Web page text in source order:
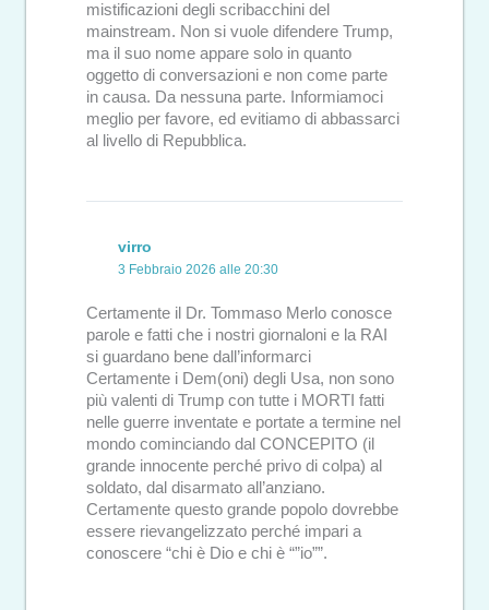
mistificazioni degli scribacchini del
mainstream. Non si vuole difendere Trump,
ma il suo nome appare solo in quanto
oggetto di conversazioni e non come parte
in causa. Da nessuna parte. Informiamoci
meglio per favore, ed evitiamo di abbassarci
al livello di Repubblica.
virro
3 Febbraio 2026 alle 20:30
Certamente il Dr. Tommaso Merlo conosce
parole e fatti che i nostri giornaloni e la RAI
si guardano bene dall’informarci
Certamente i Dem(oni) degli Usa, non sono
più valenti di Trump con tutte i MORTI fatti
nelle guerre inventate e portate a termine nel
mondo cominciando dal CONCEPITO (il
grande innocente perché privo di colpa) al
soldato, dal disarmato all’anziano.
Certamente questo grande popolo dovrebbe
essere rievangelizzato perché impari a
conoscere “chi è Dio e chi è “”io””.